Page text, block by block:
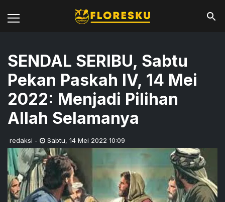
SENDAL SERIBU, Sabtu
Pekan Paskah IV, 14 Mei
2022: Menjadi Pilihan
Allah Selamanya
redaksi - Sabtu, 14 Mei 2022 10:09